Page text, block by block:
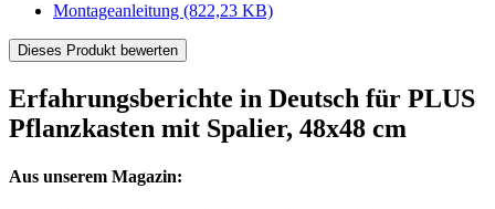
Montageanleitung (822,23 KB)
Dieses Produkt bewerten
Erfahrungsberichte in Deutsch für PLUS
Pflanzkasten mit Spalier, 48x48 cm
Aus unserem Magazin: